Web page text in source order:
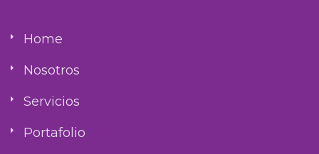
Home
Nosotros
Servicios
Portafolio